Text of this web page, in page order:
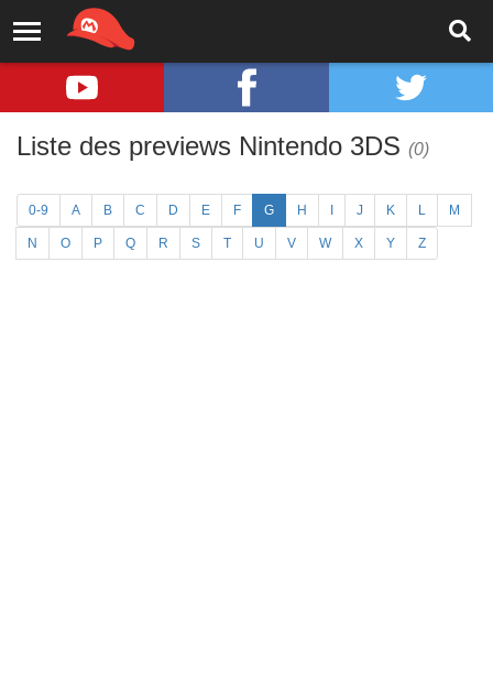
Liste des previews Nintendo 3DS (0)
0-9 A B C D E F G H J K L M
N O P Q R S T U V W X Y Z